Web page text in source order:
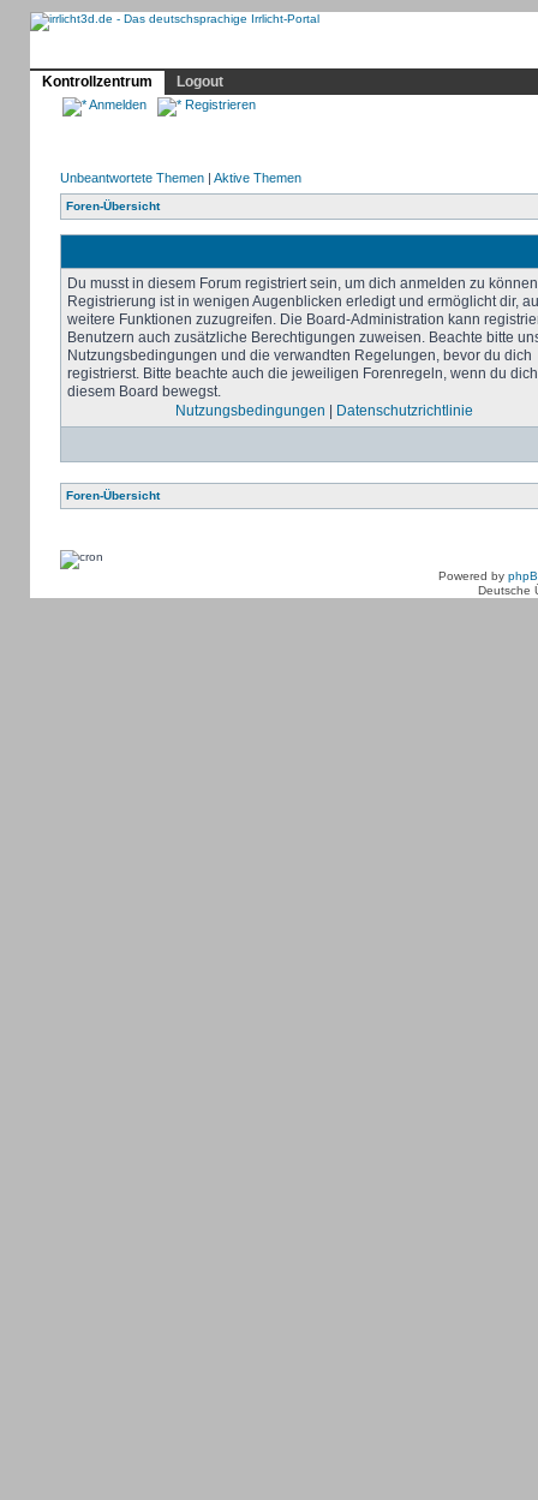
Kontrollzentrum
Logout
Anmelden Registrieren
Unbeantwortete Themen| Aktive Themen
Foren-Übersicht
Du musst in diesem Forum registriert sein, um dich anmelden zu
Registrierung ist in wenigen Augenblicken erledigt und ermöglicht dir,
weitere Funktionen zuzugreifen. Die Board-Administration kann
Benutzern auch zusätzliche Berechtigungen zuweisen. Beachte bitte
Nutzungsbedingungen und die verwandten Regelungen, bevor du dich
registrierst. Bitte beachte auch die jeweiligen Forenregeln, wenn du
diesem Board bewegst.
Nutzungsbedingungen
Datenschutzrichtlinie
Foren-Übersicht
Powered by
Deutsche